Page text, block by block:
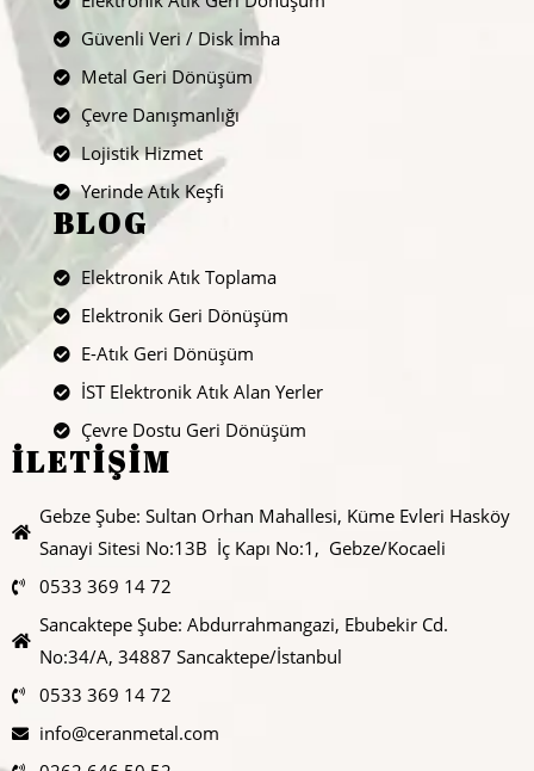
Güvenli Veri / Disk İmha
Metal Geri Dönüşüm
Çevre Danışmanlığı
Lojistik Hizmet
Yerinde Atık Keşfi
BLOG
Elektronik Atık Toplama
Elektronik Geri Dönüşüm
E-Atık Geri Dönüşüm
İST Elektronik Atık Alan Yerler
Çevre Dostu Geri Dönüşüm
İLETİŞİM
Gebze Şube: Sultan Orhan Mahallesi, Küme Evleri Hasköy
Sanayi Sitesi No:13B İç Kapı No:1, Gebze/Kocaeli
0533 369 14 72
Sancaktepe Şube: Abdurrahmangazi, Ebubekir Cd.
No:34/A, 34887 Sancaktepe/İstanbul
0533 369 14 72
info@ceranmetal.com